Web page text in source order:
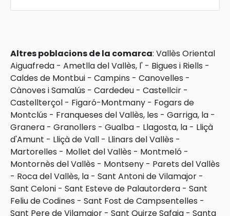
Altres poblacions de la comarca: Vallès Oriental
Aiguafreda - Ametlla del Vallès, l' - Bigues i Riells -
Caldes de Montbui - Campins - Canovelles -
Cànoves i Samalús - Cardedeu - Castellcir -
Castellterçol - Figaró-Montmany - Fogars de
Montclús - Franqueses del Vallès, les - Garriga, la -
Granera - Granollers - Gualba - Llagosta, la - Lliçà
d'Amunt - Lliçà de Vall - Llinars del Vallès -
Martorelles - Mollet del Vallès - Montmeló -
Montornès del Vallès - Montseny - Parets del Vallès
- Roca del Vallès, la - Sant Antoni de Vilamajor -
Sant Celoni - Sant Esteve de Palautordera - Sant
Feliu de Codines - Sant Fost de Campsentelles -
Sant Pere de Vilamajor - Sant Quirze Safaja - Santa